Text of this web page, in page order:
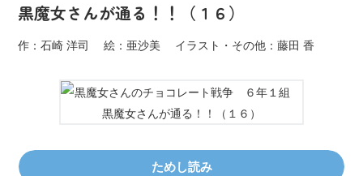
黒魔女さんが通る！！（１６）
作：石崎 洋司 絵：亜沙美 イラスト・その他：藤田 香
ためし読み